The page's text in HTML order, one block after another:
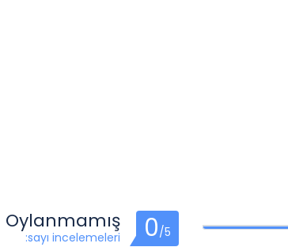
Oylanmamış
:sayı incelemeleri 0/5